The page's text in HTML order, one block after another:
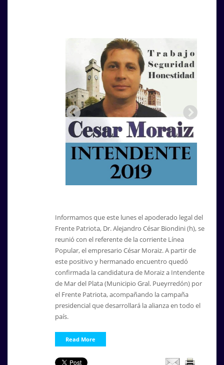
Informamos que este lunes el apoderado legal del
Frente Patriota, Dr. Alejandro César Biondini (h), se
reunió con el referente de la corriente Línea
Popular, el empresario César Moraiz. A partir de
este positivo y hermanado encuentro quedó
confirmada la candidatura de Moraiz a Intendente
de Mar del Plata (Municipio Gral. Pueyrredón) por
el Frente Patriota, acompañando la campaña
presidencial que desarrollará la alianza en todo el
país.
Read More